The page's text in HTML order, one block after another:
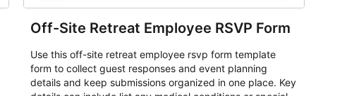
Off-Site Retreat Employee RSVP Form
Use this off-site retreat employee rsvp form template
form to collect guest responses and event planning
details and keep submissions organized in one place. Key